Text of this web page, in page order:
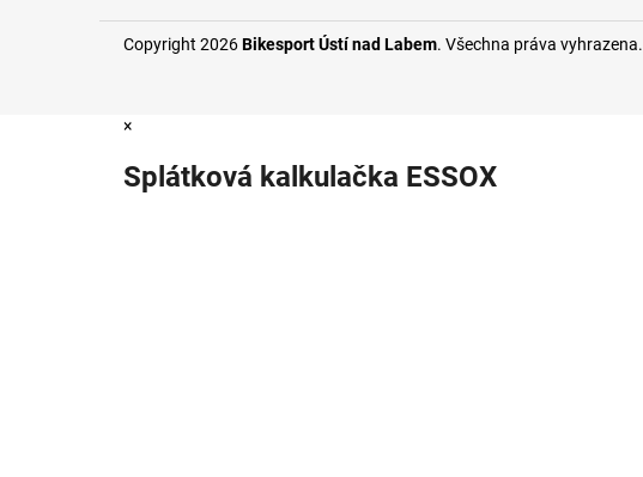
Copyright 2026Bikesport Ústí nad Labem. Všechna práva vyhrazena.
×
Splátková kalkulačka ESSOX